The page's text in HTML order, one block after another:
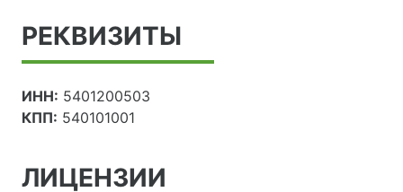
РЕКВИЗИТЫ
ИНН: 5401200503
КПП: 540101001
ЛИЦЕНЗИИ